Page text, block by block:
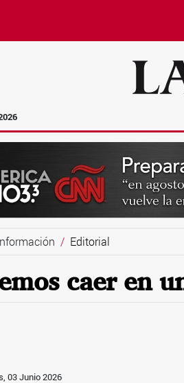
Editorial
caer en
03 Junio 2026